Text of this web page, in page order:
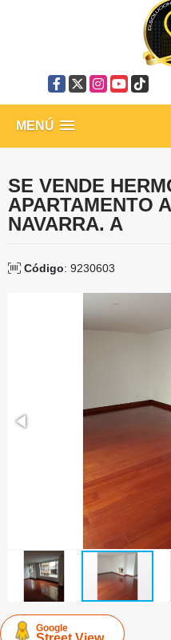
Facebook
X Instagram
YouTube
TikTok
MENÚ
SE VENDE
APARTAMENTO
NAVARRA. A
Código: 9230603
Google